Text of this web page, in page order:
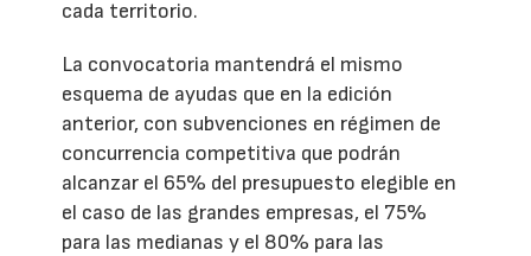
cada territorio.
La convocatoria mantendrá el mismo
esquema de ayudas que en la edición
anterior, con subvenciones en régimen de
concurrencia competitiva que podrán
alcanzar el 65% del presupuesto elegible en
el caso de las grandes empresas, el 75%
para las medianas y el 80% para las